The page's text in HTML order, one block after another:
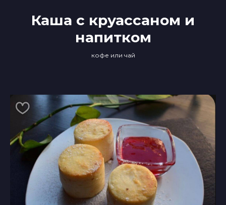
Каша с круассаном и
напитком
кофе или чай